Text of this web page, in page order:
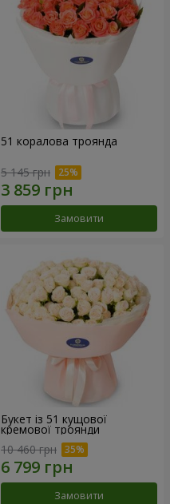
51 коралова троянда
5 145 грн
Замовити
Букет із 51 кущової
кремової троянди
10 460 грн
Замовити